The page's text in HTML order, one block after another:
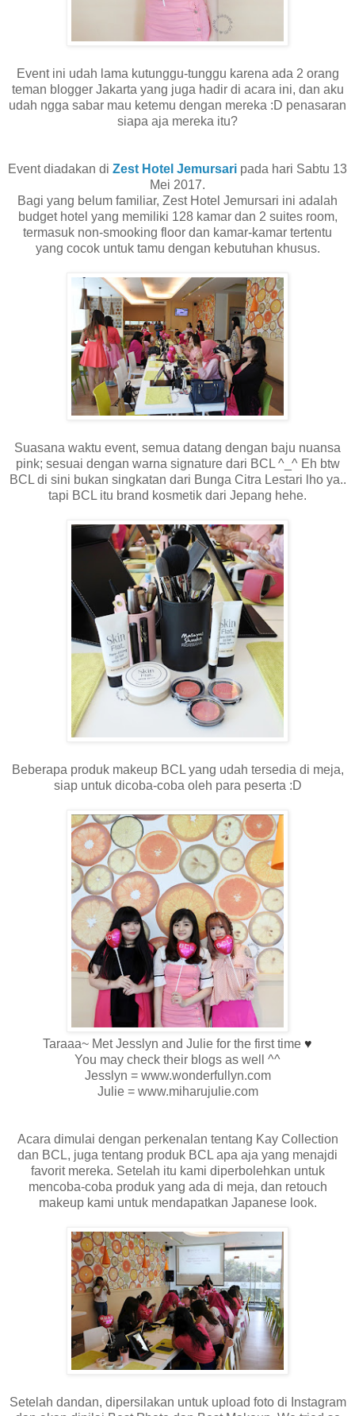
Event ini udah lama kutunggu-tunggu karena ada 2 orang
teman blogger Jakarta yang juga hadir di acara ini, dan aku
udah ngga sabar mau ketemu dengan mereka :D penasaran
siapa aja mereka itu?
Event diadakan di Zest Hotel Jemursari pada hari Sabtu 13
Mei 2017.
Bagi yang belum familiar, Zest Hotel Jemursari ini adalah
budget hotel yang memiliki 128 kamar dan 2 suites room,
termasuk non-smooking floor dan kamar-kamar tertentu
yang cocok untuk tamu dengan kebutuhan khusus.
Suasana waktu event, semua datang dengan baju nuansa
pink; sesuai dengan warna signature dari BCL ^_^ Eh btw
BCL di sini bukan singkatan dari Bunga Citra Lestari lho ya..
tapi BCL itu brand kosmetik dari Jepang hehe.
Beberapa produk makeup BCL yang udah tersedia di meja,
siap untuk dicoba-coba oleh para peserta :D
Taraaa~ Met Jesslyn and Julie for the first time ♥
You may check their blogs as well ^^
Jesslyn = www.wonderfullyn.com
Julie = www.miharujulie.com
Acara dimulai dengan perkenalan tentang Kay Collection
dan BCL, juga tentang produk BCL apa aja yang menajdi
favorit mereka. Setelah itu kami diperbolehkan untuk
mencoba-coba produk yang ada di meja, dan retouch
makeup kami untuk mendapatkan Japanese look.
Setelah dandan, dipersilakan untuk upload foto di Instagram